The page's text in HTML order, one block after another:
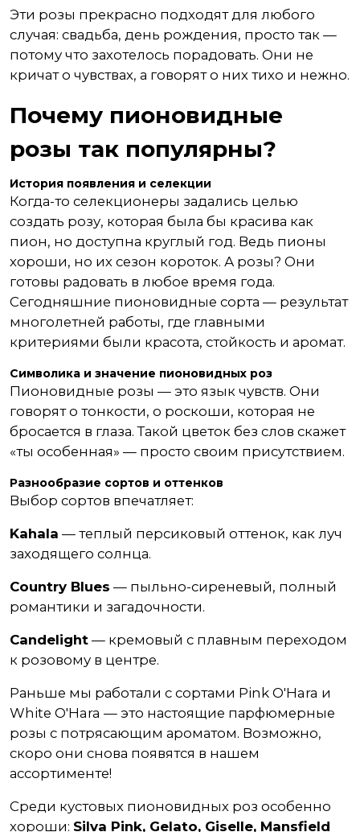
Эти розы прекрасно подходят для любого
случая: свадьба, день рождения, просто так —
потому что захотелось порадовать. Они не
кричат о чувствах, а говорят о них тихо и нежно.
Почему пионовидные
розы так популярны?
История появления и селекции
Когда-то селекционеры задались целью
создать розу, которая была бы красива как
пион, но доступна круглый год. Ведь пионы
хороши, но их сезон короток. А розы? Они
готовы радовать в любое время года.
Сегодняшние пионовидные сорта — результат
многолетней работы, где главными
критериями были красота, стойкость и аромат.
Символика и значение пионовидных роз
Пионовидные розы — это язык чувств. Они
говорят о тонкости, о роскоши, которая не
бросается в глаза. Такой цветок без слов скажет
«ты особенная» — просто своим присутствием.
Разнообразие сортов и оттенков
Выбор сортов впечатляет:
Kahala — теплый персиковый оттенок, как луч
заходящего солнца.
Country Blues — пыльно-сиреневый, полный
романтики и загадочности.
Candelight — кремовый с плавным переходом
к розовому в центре.
Раньше мы работали с сортами Pink O'Hara и
White O'Hara — это настоящие парфюмерные
розы с потрясающим ароматом. Возможно,
скоро они снова появятся в нашем
ассортименте!
Среди кустовых пионовидных роз особенно
хороши: Silva Pink, Gelato, Giselle, Mansfield